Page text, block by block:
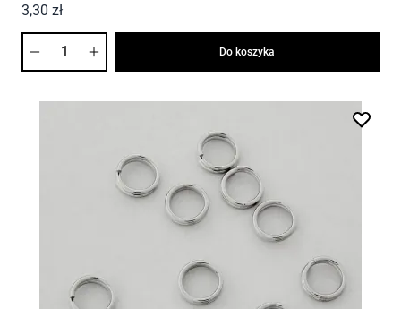
3,30 zł
Do koszyka